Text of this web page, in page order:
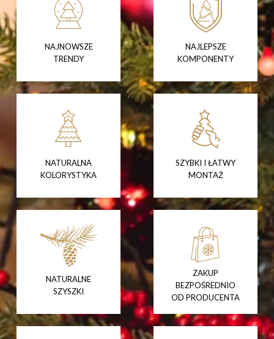
NAJNOWSZE
TRENDY
NAJLEPSZE
KOMPONENTY
NATURALNA
KOLORYSTYKA
SZYBKI I ŁATWY
MONTAŻ
NATURALNE
SZYSZKI
ZAKUP
BEZPOŚREDNIO
OD PRODUCENTA